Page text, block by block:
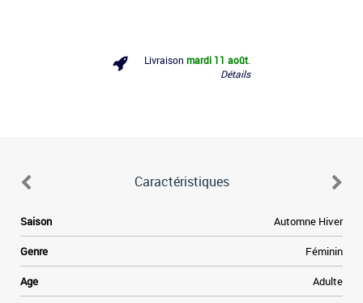
Livraison mardi 11 août
Détails
Caractéristiques
Saison Automne Hiver
Genre Féminin
Age Adulte